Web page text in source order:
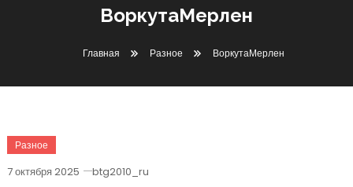
ВоркутаМерлен
Главная Разное ВоркутаМерлен
Разное
7 октября 2025 btg2010_ru